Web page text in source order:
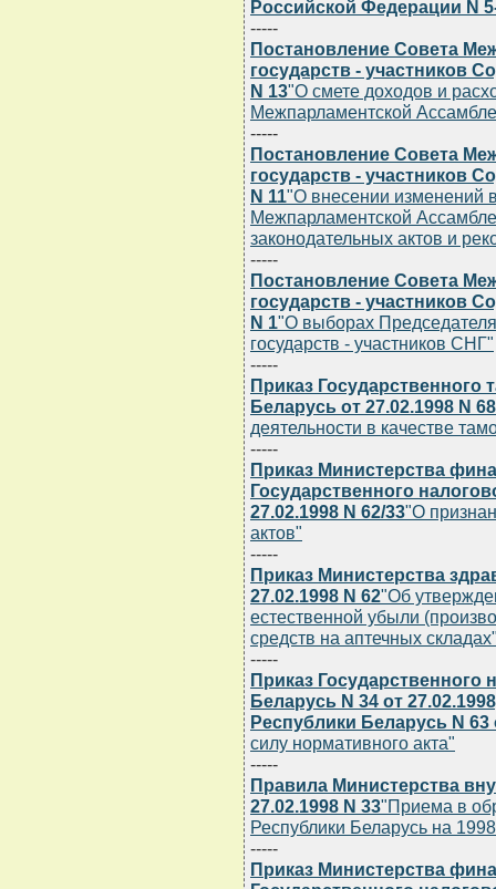
Российской Федерации N
-----
Постановление Совета
государств - участников
N 13"О смете доходов и
Межпарламентской
-----
Постановление Совета
государств - участников
N 11"О внесении изменений
Межпарламентской
законодательных актов и
-----
Постановление Совета
государств - участников
N 1"О выборах
государств - участников СНГ"
-----
Приказ Государственного
Беларусь от 27.02.1998 N
деятельности в качестве
-----
Приказ Министерства
Государственного
27.02.1998 N 62/33"О
актов"
-----
Приказ Министерства
27.02.1998 N 62"Об
естественной убыли
средств на аптечных
-----
Приказ Государственного
Беларусь N 34 от
Республики Беларусь N 63
силу нормативного акта"
-----
Правила Министерства
27.02.1998 N 33"Приема в
Республики Беларусь на
-----
Приказ Министерства